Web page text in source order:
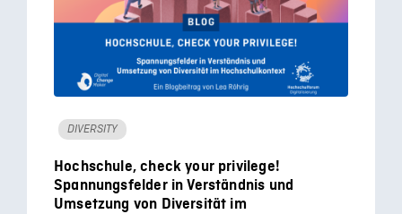
DIVERSITY
Hochschule, check your privilege!
Spannungsfelder in Verständnis und
Umsetzung von Diversität im